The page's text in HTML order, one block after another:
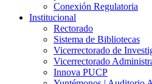
Conexión Regulatoria
Institucional
Rectorado
Sistema de Bibliotecas
Vicerrectorado de
Vicerrectorado
Innova PUCP